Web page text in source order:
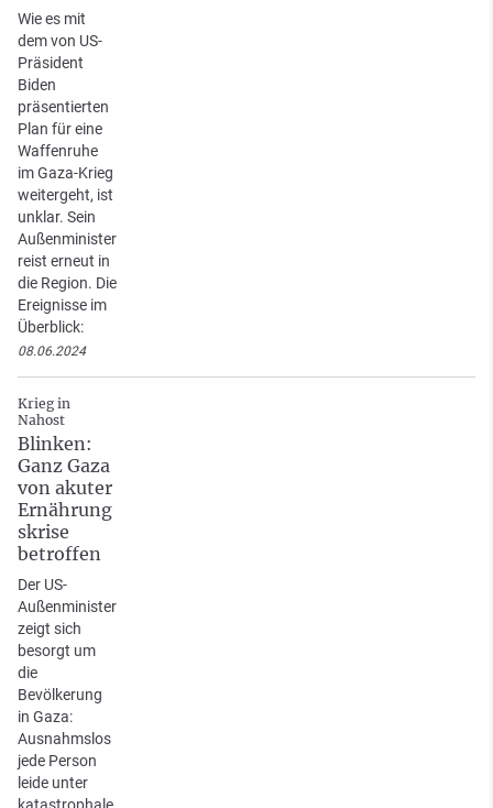
Wie es mit
dem von US-
Präsident
Biden
präsentierten
Plan für eine
Waffenruhe
im Gaza-Krieg
weitergeht, ist
unklar. Sein
Außenminister
reist erneut in
die Region. Die
Ereignisse im
Überblick:
08.06.2024
Krieg in
Nahost
Blinken:
Ganz Gaza
von akuter
Ernährung
skrise
betroffen
Der US-
Außenminister
zeigt sich
besorgt um
die
Bevölkerung
in Gaza:
Ausnahmslos
jede Person
leide unter
katastrophale